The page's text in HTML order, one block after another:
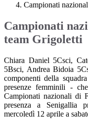
Campionati
Campionati
team Grigoletti
Chiara Daniel 5Csci,
5Bsci, Andrea Bidoia
componenti della
presenze femminili -
Campionati nazionali di
presenza a Senigallia
mercoledì 12 aprile a